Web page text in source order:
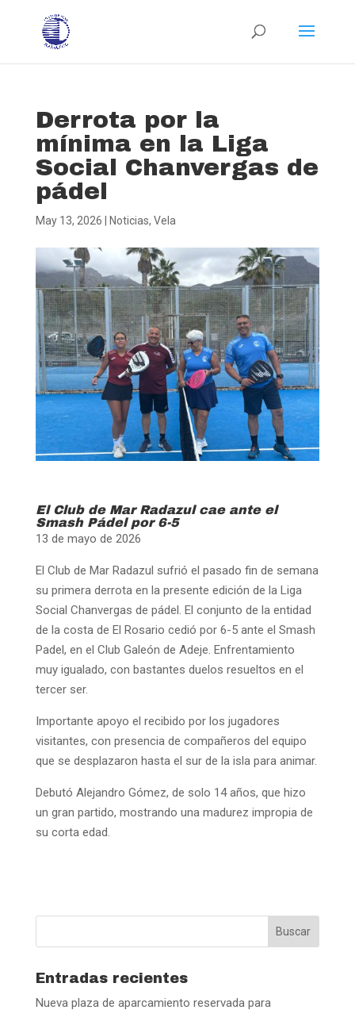
Derrota por la
mínima en la Liga
Social Chanvergas de
pádel
May 13, 2026 Noticias, Vela
El Club de Mar Radazul cae ante el
Smash Pádel por 6-5
13 de mayo de 2026
El Club de Mar Radazul sufrió el pasado fin de semana
su primera derrota en la presente edición de la Liga
Social Chanvergas de pádel. El conjunto de la entidad
de la costa de El Rosario cedió por 6-5 ante el Smash
Padel, en el Club Galeón de Adeje. Enfrentamiento
muy igualado, con bastantes duelos resueltos en el
tercer ser.
Importante apoyo el recibido por los jugadores
visitantes, con presencia de compañeros del equipo
que se desplazaron hasta el sur de la isla para animar.
Debutó Alejandro Gómez, de solo 14 años, que hizo
un gran partido, mostrando una madurez impropia de
su corta edad.
Entradas recientes
Nueva plaza de aparcamiento reservada para